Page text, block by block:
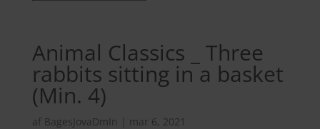
Animal Classics _ Three
rabbits sitting in a basket
(Min. 4)
af BagesJovaDmIn
mar 6, 2021